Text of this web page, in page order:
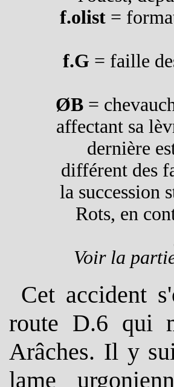
f.olist =
f.G = faille
ØB=
affectant sa
dernière
différent des
la succession
Rots, en
Voir la
Cet accident
route D.6 qui
Arâches. Ily
lame